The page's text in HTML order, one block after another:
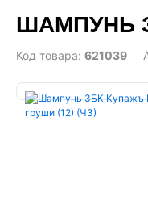
ШАМПУНЬ
Код товара: 621039